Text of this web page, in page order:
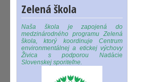
Zelená škola
Naša škola je zapojená do
medzinárodného programu Zelená
škola, ktorý koordinuje Centrum
environmentálnej a etickej výchovy
Živica s podporou Nadácie
Slovenskej sporiteľne.